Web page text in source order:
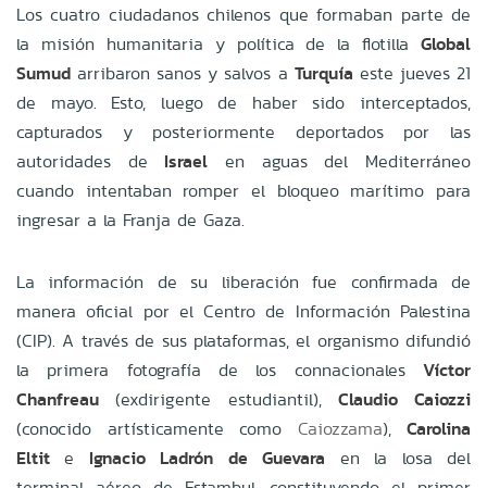
Los cuatro ciudadanos chilenos que formaban parte de
la misión humanitaria y política de la flotilla Global
Sumud arribaron sanos y salvos a Turquía este jueves 21
de mayo. Esto, luego de haber sido interceptados,
capturados y posteriormente deportados por las
autoridades de Israel en aguas del Mediterráneo
cuando intentaban romper el bloqueo marítimo para
ingresar a la Franja de Gaza.
La información de su liberación fue confirmada de
manera oficial por el Centro de Información Palestina
(CIP). A través de sus plataformas, el organismo difundió
la primera fotografía de los connacionales Víctor
Chanfreau (exdirigente estudiantil), Claudio Caiozzi
(conocido artísticamente como Caiozzama), Carolina
Eltit e Ignacio Ladrón de Guevara en la losa del